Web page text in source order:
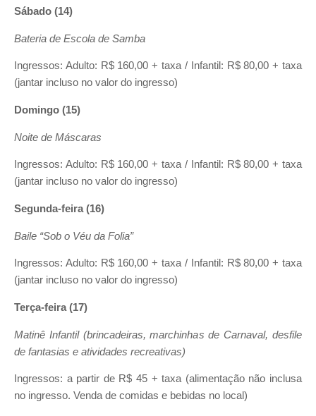
Sábado (14)
Bateria de Escola de Samba
Ingressos: Adulto: R$ 160,00 + taxa / Infantil: R$ 80,00 + taxa
(jantar incluso no valor do ingresso)
Domingo (15)
Noite de Máscaras
Ingressos: Adulto: R$ 160,00 + taxa / Infantil: R$ 80,00 + taxa
(jantar incluso no valor do ingresso)
Segunda-feira (16)
Baile “Sob o Véu da Folia”
Ingressos: Adulto: R$ 160,00 + taxa / Infantil: R$ 80,00 + taxa
(jantar incluso no valor do ingresso)
Terça-feira (17)
Matinê Infantil (brincadeiras, marchinhas de Carnaval, desfile
de fantasias e atividades recreativas)
Ingressos: a partir de R$ 45 + taxa (alimentação não inclusa
no ingresso. Venda de comidas e bebidas no local)